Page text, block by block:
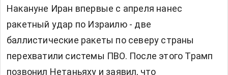
Накануне Иран впервые с апреля нанес
ракетный удар по Израилю - две
баллистические ракеты по северу страны
перехватили системы ПВО. После этого Трамп
позвонил Нетаньяху и заявил, что